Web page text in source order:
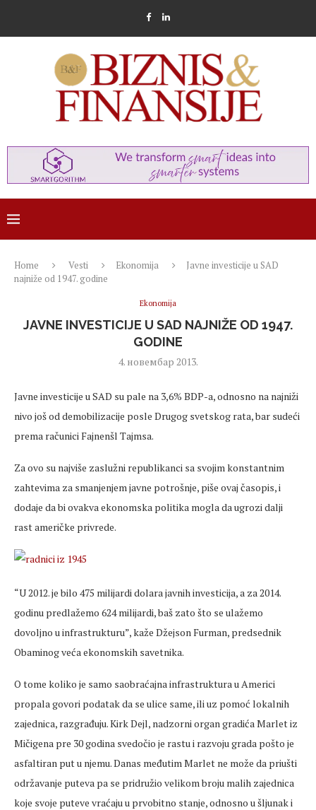
Home Vesti Ekonomija
Javne investicije u SAD
najniže od 1947. godine
Ekonomija
JAVNE INVESTICIJE U SAD NAJNIŽE OD 1947.
GODINE
4. новембар 2013.
Javne investicije u SAD su pale na 3,6% BDP-a, odnosno na najniži
nivo još od demobilizacije posle Drugog svetskog rata, bar sudeći
prema računici Fajnenšl Tajmsa.
Za ovo su najviše zaslužni republikanci sa svojim konstantnim
zahtevima za smanjenjem javne potrošnje, piše ovaj časopis, i
dodaje da bi ovakva ekonomska politika mogla da ugrozi dalji
rast američke privrede.
“U 2012. je bilo 475 milijardi dolara javnih investicija, a za 2014.
godinu predlažemo 624 milijardi, baš zato što se ulažemo
dovoljno u infrastrukturu”, kaže Džejson Furman, predsednik
Obaminog veća ekonomskih savetnika.
O tome koliko je samo saobraćajna infrastruktura u Americi
propala govori podatak da se ulice same, ili uz pomoć lokalnih
zajednica, razgrađuju. Kirk Dejl, nadzorni organ gradića Marlet iz
Mičigena pre 30 godina svedočio je rastu i razvoju grada pošto je
asfaltiran put u njemu. Danas međutim Marlet ne može da priušti
održavanje puteva pa se pridružio velikom broju malih zajednica
koje svoje puteve vraćaju u prvobitno stanje, odnosno u šljunak i